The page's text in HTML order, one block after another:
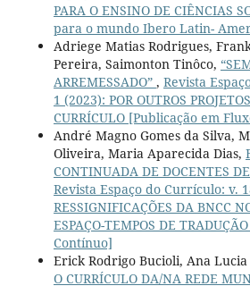
PARA O ENSINO DE CIÊNCIAS
para o mundo Ibero Latin-
Adriege Matias Rodrigues,
Pereira, Saimonton Tinôco,
ARREMESSADO” , Revista
1 (2023): POR OUTROS
CURRÍCULO [Publicação em
André Magno Gomes da Silva,
Oliveira, Maria Aparecida Dias,
CONTINUADA DE DOCENTES
Revista Espaço do Currículo: v.
RESSIGNIFICAÇÕES DA BNCC
ESPAÇO-TEMPOS DE
Contínuo]
Erick Rodrigo Bucioli, Ana
O CURRÍCULO DA/NA REDE